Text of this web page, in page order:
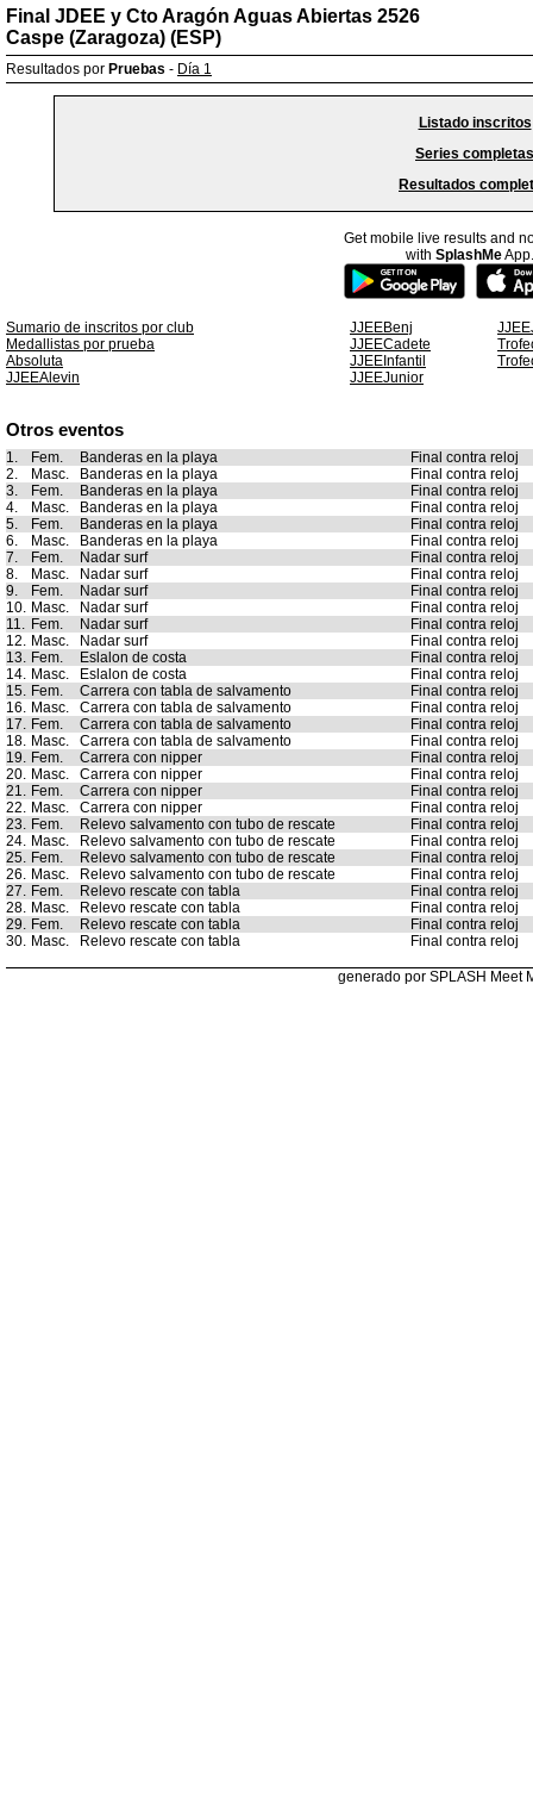
Final JDEE y Cto Aragón Aguas Abiertas 2526
Caspe (Zaragoza) (ESP)
Resultados por Pruebas - Día 1
Listado inscritos
Series completas
Resultados
Get mobile live results and
with SplashMeApp.
Sumario de inscritos por club JJEEBenj
Medallistas por prueba
JJEECadete
Absoluta
JJEEInfantil
JJEEAlevin
JJEEJunior
Otros eventos
1. Fem. Banderas en la playa
Final contra reloj
2.
Masc. Banderas en la playa
Final contra reloj
3.
Fem. Banderas en la playa
Final contra reloj
4.
Masc. Banderas en la playa
Final contra reloj
5.
Fem. Banderas en la playa
Final contra reloj
6.
Masc. Banderas en la playa
Final contra reloj
7.
Fem. Nadar surf
Final contra reloj
8.
Masc. Nadar surf
Final contra reloj
9.
Fem. Nadar surf
Final contra reloj
10. Masc. Nadar surf
Final contra reloj
11. Fem. Nadar surf
Final contra reloj
12. Masc. Nadar surf
Final contra reloj
13. Fem. Eslalon de costa
Final contra reloj
14. Masc. Eslalon de costa
Final contra reloj
15. Fem. Carrera con tabla de salvamento
Final contra reloj
16. Masc. Carrera con tabla de salvamento
Final contra reloj
17. Fem. Carrera con tabla de salvamento
Final contra reloj
18. Masc. Carrera con tabla de salvamento
Final contra reloj
19. Fem. Carrera con nipper
Final contra reloj
20. Masc. Carrera con nipper
Final contra reloj
21. Fem. Carrera con nipper
Final contra reloj
22. Masc. Carrera con nipper
Final contra reloj
23. Fem. Relevo salvamento con tubo de rescate
Final contra reloj
24. Masc. Relevo salvamento con tubo de rescate
Final contra reloj
25. Fem. Relevo salvamento con tubo de rescate
Final contra reloj
26. Masc. Relevo salvamento con tubo de rescate
Final contra reloj
27. Fem. Relevo rescate con tabla
Final contra reloj
28. Masc. Relevo rescate con tabla
Final contra reloj
29. Fem. Relevo rescate con tabla
Final contra reloj
30. Masc. Relevo rescate con tabla Final contra reloj
generado por SPLASH Meet